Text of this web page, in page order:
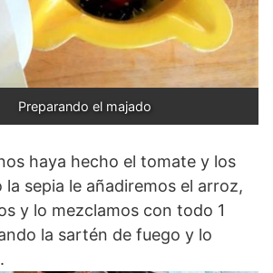
Preparando el majado
haya hecho el tomate y los
la sepia le añadiremos el arroz,
y lo mezclamos con todo 1
la sartén de fuego y lo